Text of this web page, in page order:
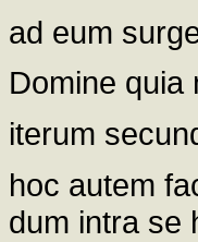
ad eum
Domine
iterum
hoc autem
dum intra se